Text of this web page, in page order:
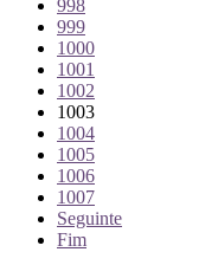
998
999
1000
1001
1002
1003
1004
1005
1006
1007
Seguinte
Fim